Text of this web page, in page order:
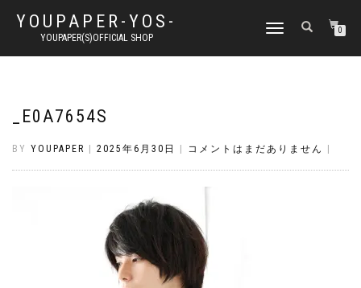
YOUPAPER-YOS-
YOUPAPER(S)OFFICIAL SHOP
ナ
ゲ
り
0
_E0A7654S
BY YOUPAPER 2025年6月30日 コメントはまだありません